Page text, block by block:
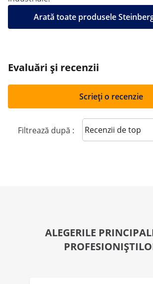
Arată toate produsele
Evaluări și recenzii
Scrieți o recenzie
Filtrează după : Sort reviews
ALEGERILE